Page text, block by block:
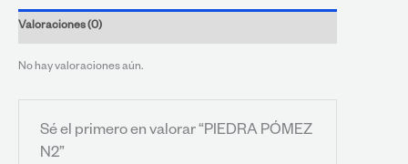
Valoraciones (0)
No hay valoraciones aún.
Sé el primero en valorar “PIEDRA PÓMEZ
N2”